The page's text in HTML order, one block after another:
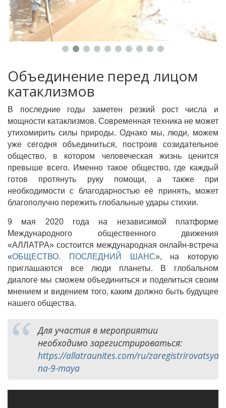
Объединение перед лицом
катаклизмов
В последние годы заметен резкий рост числа и
мощности катаклизмов. Современная техника не может
утихомирить силы природы. Однако мы, люди, можем
уже сегодня объединиться, построив созидательное
общество, в котором человеческая жизнь ценится
превыше всего. Именно такое общество, где каждый
готов протянуть руку помощи, а также при
необходимости с благодарностью её принять, может
благополучно пережить глобальные удары стихии.
9 мая 2020 года на независимой платформе
Международного общественного движения
«АЛЛАТРА» состоится международная онлайн-встреча
«ОБЩЕСТВО. ПОСЛЕДНИЙ ШАНС», на которую
приглашаются все люди планеты. В глобальном
диалоге мы сможем объединиться и поделиться своим
мнением и видением того, каким должно быть будущее
нашего общества.
Для участия в мероприятии
необходимо зарегистрироваться:
https://allatraunites.com/ru/zaregistrirovatsya-
na-9-maya